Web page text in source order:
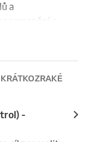
a
a
oka.
od typu
-